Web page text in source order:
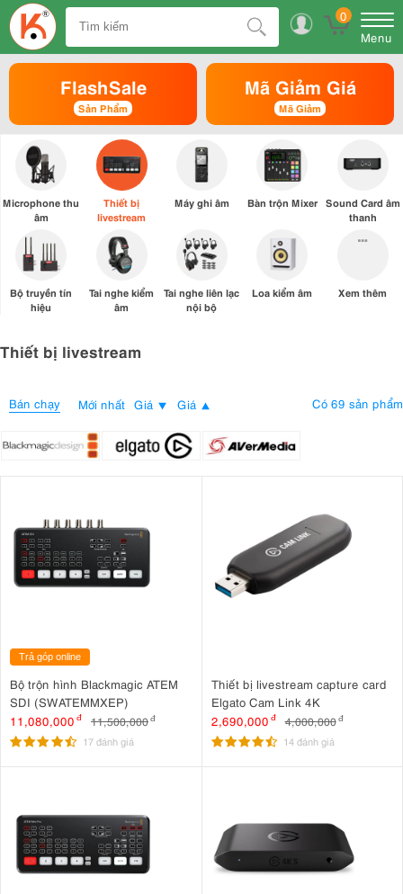
0
Menu
FlashSale
Sản Phẩm
Mã Giảm Giá
Mã Giảm
Microphone thu
âm
Thiết bị
livestream
Máy ghi âm Bàn trộn Mixer
Sound Card âm
thanh
Bộ truyền tín
hiệu
Tai nghe kiểm
âm
Tai nghe liên lạc
nội bộ
Loa kiểm âm Xem thêm
Thiết bị livestream
Bán chạy Mới nhất Giá Giá Có 69 sản phẩm
Trả góp online
Bộ trộn hình Blackmagic ATEM
SDI (SWATEMMXEP)
11,080,000 đ 11,500,000đ
17 đánh giá
Thiết bị livestream capture card
Elgato Cam Link 4K
2,690,000 đ 4,000,000 đ
14 đánh giá